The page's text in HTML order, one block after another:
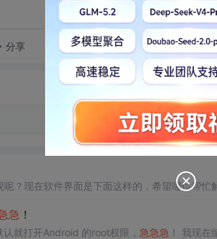
分享 转发到动态 举报
？现在软件界面是下面这样的，希望哪位帮忙
急 ！
就打开Android 的root权限， 急急急 ！ 我现在